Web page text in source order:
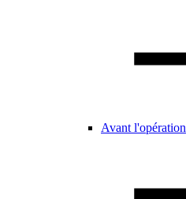
Avant l'opération